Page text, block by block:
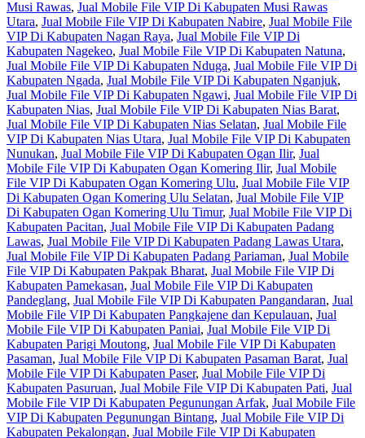
Musi Rawas, Jual Mobile File VIP Di Kabupaten Musi Rawas
Utara, Jual Mobile File VIP Di Kabupaten Nabire, Jual Mobile File
VIP Di Kabupaten Nagan Raya, Jual Mobile File VIP Di
Kabupaten Nagekeo, Jual Mobile File VIP Di Kabupaten Natuna,
Jual Mobile File VIP Di Kabupaten Nduga, Jual Mobile File VIP Di
Kabupaten Ngada, Jual Mobile File VIP Di Kabupaten Nganjuk,
Jual Mobile File VIP Di Kabupaten Ngawi, Jual Mobile File VIP Di
Kabupaten Nias, Jual Mobile File VIP Di Kabupaten Nias Barat,
Jual Mobile File VIP Di Kabupaten Nias Selatan, Jual Mobile File
VIP Di Kabupaten Nias Utara, Jual Mobile File VIP Di Kabupaten
Nunukan, Jual Mobile File VIP Di Kabupaten Ogan Ilir, Jual
Mobile File VIP Di Kabupaten Ogan Komering Ilir, Jual Mobile
File VIP Di Kabupaten Ogan Komering Ulu, Jual Mobile File VIP
Di Kabupaten Ogan Komering Ulu Selatan, Jual Mobile File VIP
Di Kabupaten Ogan Komering Ulu Timur, Jual Mobile File VIP Di
Kabupaten Pacitan, Jual Mobile File VIP Di Kabupaten Padang
Lawas, Jual Mobile File VIP Di Kabupaten Padang Lawas Utara,
Jual Mobile File VIP Di Kabupaten Padang Pariaman, Jual Mobile
File VIP Di Kabupaten Pakpak Bharat, Jual Mobile File VIP Di
Kabupaten Pamekasan, Jual Mobile File VIP Di Kabupaten
Pandeglang, Jual Mobile File VIP Di Kabupaten Pangandaran, Jual
Mobile File VIP Di Kabupaten Pangkajene dan Kepulauan, Jual
Mobile File VIP Di Kabupaten Paniai, Jual Mobile File VIP Di
Kabupaten Parigi Moutong, Jual Mobile File VIP Di Kabupaten
Pasaman, Jual Mobile File VIP Di Kabupaten Pasaman Barat, Jual
Mobile File VIP Di Kabupaten Paser, Jual Mobile File VIP Di
Kabupaten Pasuruan, Jual Mobile File VIP Di Kabupaten Pati, Jual
Mobile File VIP Di Kabupaten Pegunungan Arfak, Jual Mobile File
VIP Di Kabupaten Pegunungan Bintang, Jual Mobile File VIP Di
Kabupaten Pekalongan, Jual Mobile File VIP Di Kabupaten